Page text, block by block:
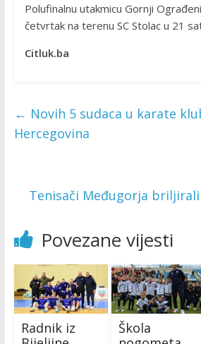
Polufinalnu utakmicu Gornji
četvrtak na terenu SC Stolac u 21
Citluk.ba
← Novih 5 sudaca u karate
Hercegovina
Tenisači Međugorja
Povezane vijesti
Radnik iz
Škola